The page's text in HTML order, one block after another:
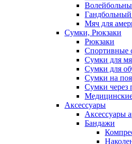
Мяч для
Сумки, Рюкзаки
Рюкзаки
Спортивные
Сумки для
Сумки для
Сумки на
Сумки через
Аксессуары
Аксессуары
Бандажи